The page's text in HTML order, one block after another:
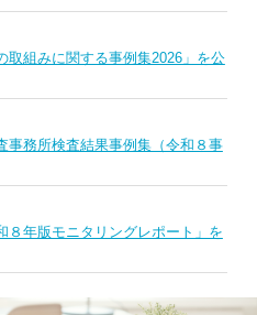
取組みに関する事例集2026」を公
事務所検査結果事例集（令和８事
８年版モニタリングレポート」を